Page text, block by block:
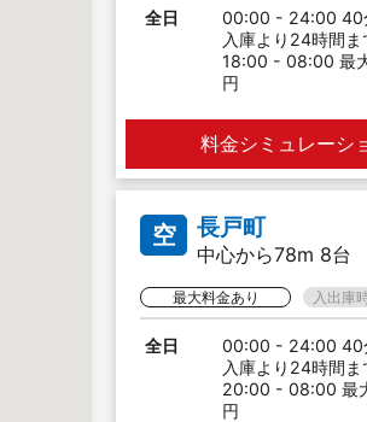
全日
00:00 - 24:00 40
入庫より24時間
18:00 - 08:00 最
円
料金シミュレーシ
空 長戸町
中心から78m 8台
最大料金あり 入出庫
全日
00:00 - 24:00 40
入庫より24時間
20:00 - 08:00 最
円